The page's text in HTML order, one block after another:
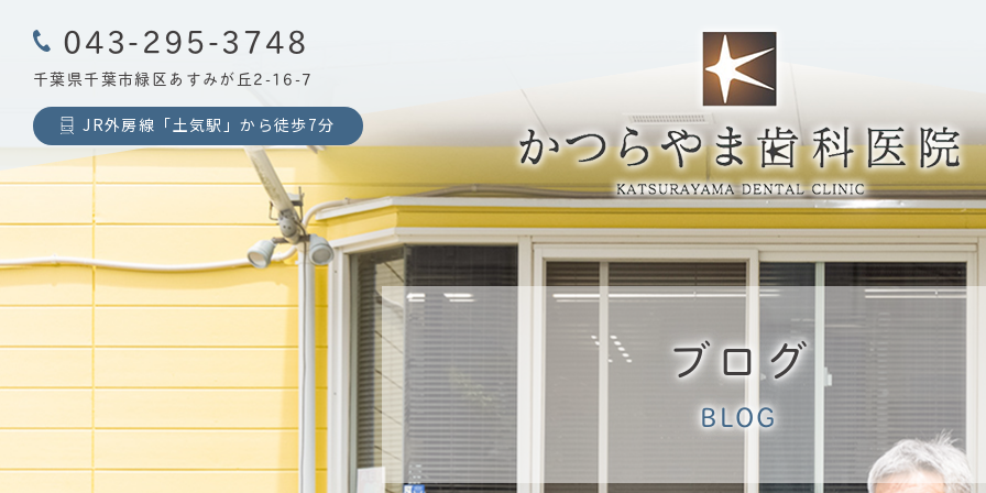
043-295-3748
千葉県千葉市緑区あすみが丘2-16-7
JR外房線「土気駅」から徒歩7分
ブログ
BLOG